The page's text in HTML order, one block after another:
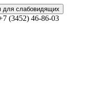
для слабовидящих
(3452) 46-86-03